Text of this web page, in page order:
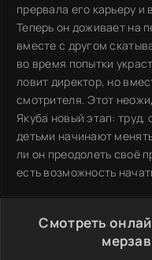
прервала его карьеру
Теперь он доживает на
вместе с другом
во время попытки
ловит директор, но
смотрителя. Этот
Якуба новый этап: труд,
детьми начинают
ли он преодолеть своё
есть возможность
Смотреть